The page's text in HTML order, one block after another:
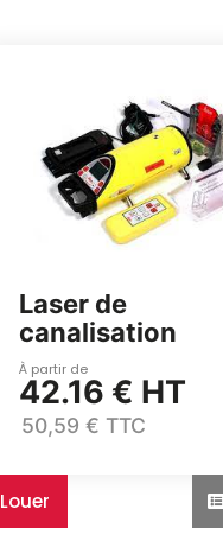
Laser de
canalisation
À partir de
42.16 € HT
50,59 € TTC
Louer